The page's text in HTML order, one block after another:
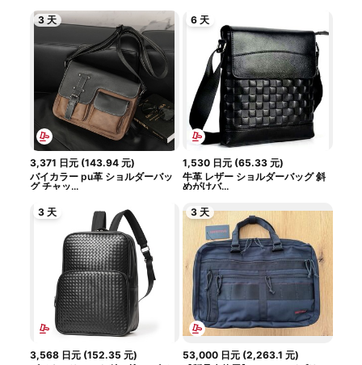
3 天
3,371 日元(143.94 元)
バイカラー pu革 ショルダーバッ
グ チャッ...
6 天
1,530 日元 (65.33 元)
牛革 レザー ショルダーバッグ 斜
めがけバ...
3 天
3,568 日元(152.35 元)
3 天
53,000 日元 (2,263.1 元)